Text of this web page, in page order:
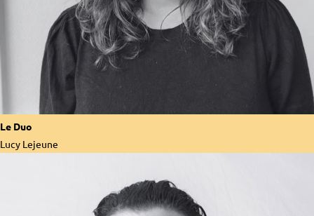
Le Duo
Lucy Lejeune